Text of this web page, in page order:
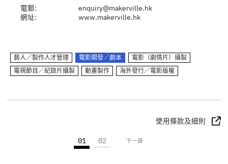
電郵:
enquiry@makerville.hk
網址:
www.makerville.hk
藝人／製作人才管理 電影開發／劇本
電影（劇情片）攝製
電視節目／紀錄片攝製
動畫製作 海外發行／電影版權
使用條款及細則
01 02 下一頁